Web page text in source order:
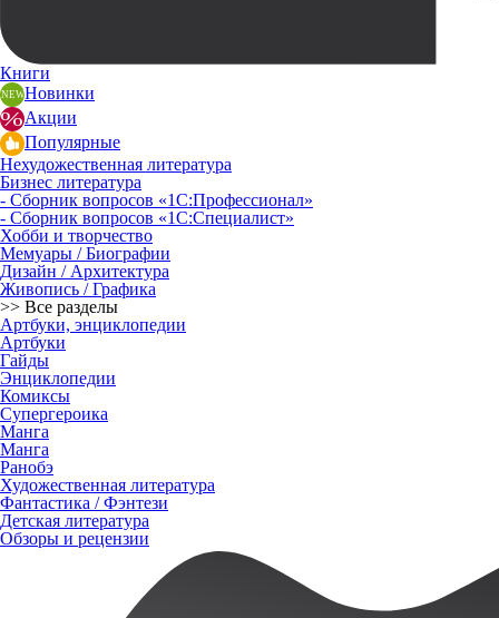
Книги
Новинки
Акции
Популярные
Нехудожественная литература
Бизнес литература
- Сборник вопросов «1С:Профессионал»
- Сборник вопросов «1С:Специалист»
Хобби и творчество
Мемуары / Биографии
Дизайн / Архитектура
Живопись / Графика
>> Все разделы
Артбуки, энциклопедии
Артбуки
Гайды
Энциклопедии
Комиксы
Супергероика
Манга
Манга
Ранобэ
Художественная литература
Фантастика / Фэнтези
Детская литература
Обзоры и рецензии